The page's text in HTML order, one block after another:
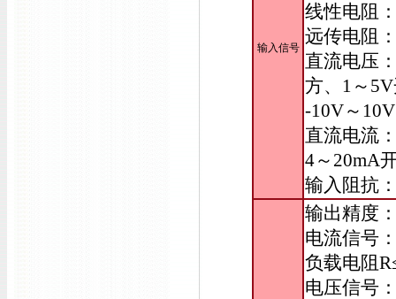
输入信号
线性电阻
远传电阻
直流电压
方、1～
-10V～
直流电流
4～20mA
输入阻抗
输出精度
电流信号
负载电阻
电压信号